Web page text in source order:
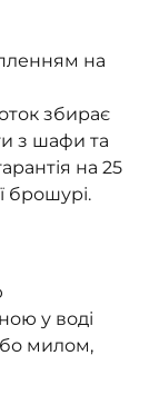
на
збирає
з шафи та
на 25
брошурі.
у воді
милом,